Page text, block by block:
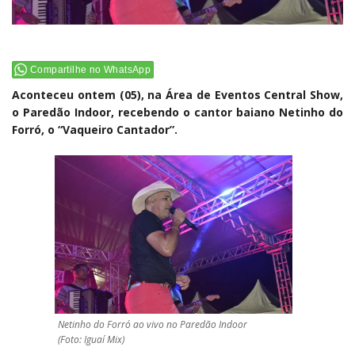
Compartilhe no WhatsApp
Aconteceu ontem (05), na Área de Eventos Central Show,
o Paredão Indoor, recebendo o cantor baiano Netinho do
Forró, o “Vaqueiro Cantador”.
Netinho do Forró ao vivo no Paredão Indoor
(Foto: Iguaí Mix)